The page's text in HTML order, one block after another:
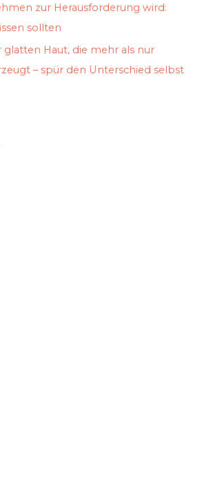
zur Herausforderung wird:
sollten
glatten Haut, die mehr als nur
– spür den Unterschied selbst